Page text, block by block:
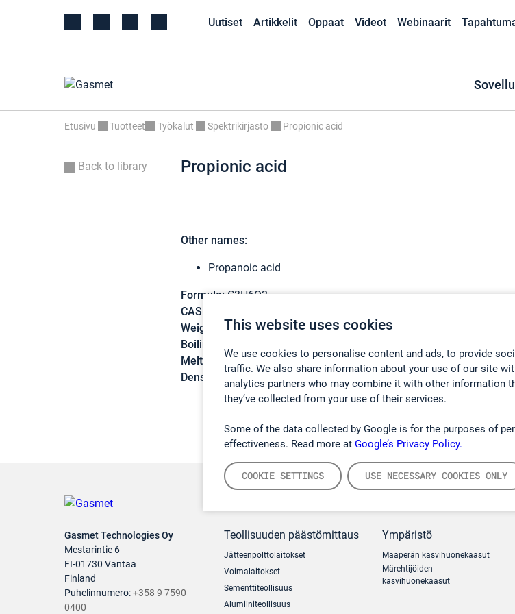
This website uses cookies
We use cookies to personalise content and ads, to provide
traffic. We also share information about your use of our site
analytics partners who may combine it with other information
they’ve collected from your use of their services.
Some of the data collected by Google is for the purposes of
effectiveness. Read more at Google’s Privacy Policy.
COOKIE SETTINGS USE NECESSARY COOKIES ONLY
Uutiset Artikkelit Oppaat Videot Webinaarit
Etusivu Tuotteet Työkalut Spektrikirjasto Propionic acid
Back to library Propionic acid
Other names:
Propanoic acid
Formula: C3H6O2
CAS:
Weight:
74,08 g/mol
Boiling point:
Melting point:-19,7 °C
Density:
0,9916 g/cm3
Gasmet Technologies Oy
Mestarintie 6
FI-01730 Vantaa
Finland
Puhelinnumero:+358 9 7590
0400
Teollisuuden päästömittaus
Jätteenpolttolaitokset
Voimalaitokset
Sementtiteollisuus
Alumiiniteollisuus
Ympäristö
Maaperän kasvihuonekaasut
Märehtijöiden
kasvihuonekaasut